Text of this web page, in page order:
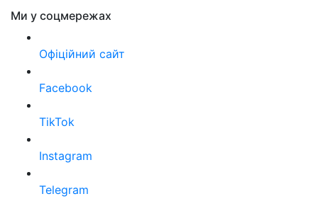
Ми у соцмережах
Офіційний сайт
Facebook
TikTok
Instagram
Telegram